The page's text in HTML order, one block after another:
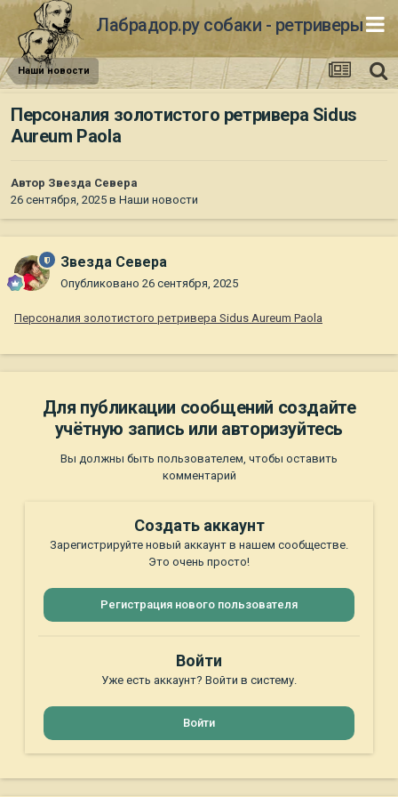
Лабрадор.ру собаки - ретриверы
Наши новости
Персоналия золотистого ретривера Sidus
Aureum Paola
Автор Звезда Севера
26 сентября, 2025 в Наши новости
Звезда Севера
Опубликовано 26 сентября, 2025
Персоналия золотистого ретривера Sidus Aureum Paola
Для публикации сообщений создайте
учётную запись или авторизуйтесь
Вы должны быть пользователем, чтобы оставить
комментарий
Создать аккаунт
Зарегистрируйте новый аккаунт в нашем сообществе.
Это очень просто!
Регистрация нового пользователя
Войти
Уже есть аккаунт? Войти в систему.
Войти